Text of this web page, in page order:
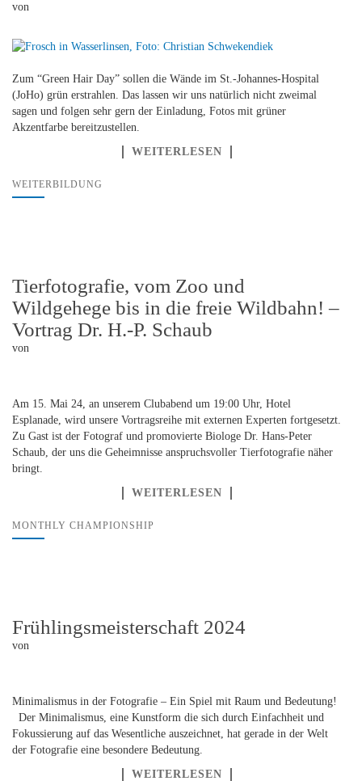
von
Zum “Green Hair Day” sollen die Wände im St.-Johannes-Hospital
(JoHo) grün erstrahlen. Das lassen wir uns natürlich nicht zweimal
sagen und folgen sehr gern der Einladung, Fotos mit grüner
Akzentfarbe bereitzustellen.
WEITERLESEN
WEITERBILDUNG
Tierfotografie, vom Zoo und
Wildgehege bis in die freie Wildbahn! –
Vortrag Dr. H.-P. Schaub
von
Am 15. Mai 24, an unserem Clubabend um 19:00 Uhr, Hotel
Esplanade, wird unsere Vortragsreihe mit externen Experten fortgesetzt.
Zu Gast ist der Fotograf und promovierte Biologe Dr. Hans-Peter
Schaub, der uns die Geheimnisse anspruchsvoller Tierfotografie näher
bringt.
WEITERLESEN
MONTHLY CHAMPIONSHIP
Frühlingsmeisterschaft 2024
von
Minimalismus in der Fotografie – Ein Spiel mit Raum und Bedeutung!
Der Minimalismus, eine Kunstform die sich durch Einfachheit und
Fokussierung auf das Wesentliche auszeichnet, hat gerade in der Welt
der Fotografie eine besondere Bedeutung.
WEITERLESEN